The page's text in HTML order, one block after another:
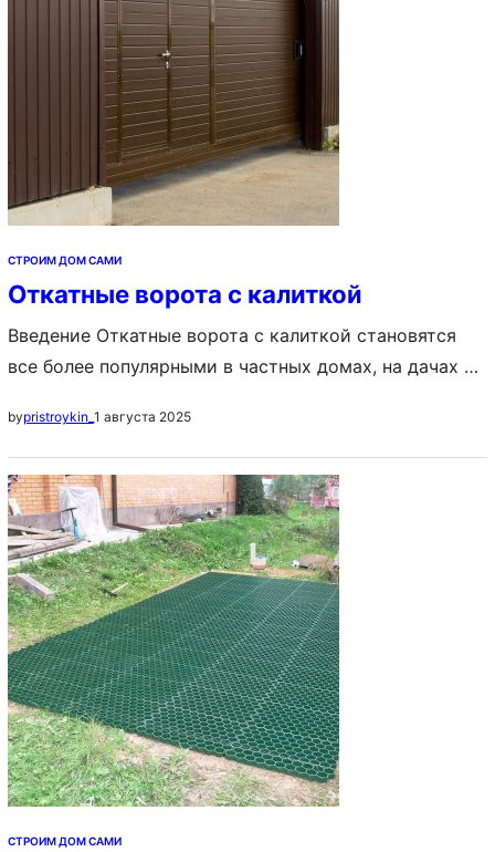
будущее. Подробнее о светодиодных лампах можно
узнать по…
СТРОИМ ДОМ САМИ
Откатные ворота с калиткой
Введение Откатные ворота с калиткой становятся
все более популярными в частных домах, на дачах и
эстетичности и функциональности. В этой статье
рассмотрим основные преимущества, виды,
материалы, а также этапы установки откатных ворот
с калиткой. Преимущества откатных ворот с
калиткой 1. Экономия пространства Откатные ворота
открываются вдоль ограждения, что позволяет…
bypristroykin_ 1 августа 2025
СТРОИМ ДОМ САМИ